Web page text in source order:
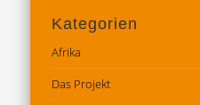
Kategorien
Afrika
Das Projekt